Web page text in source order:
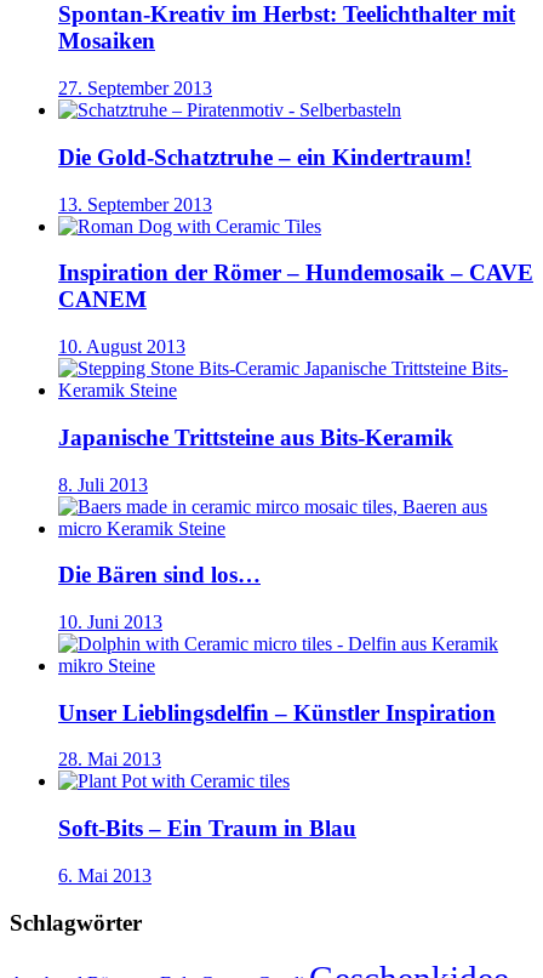
Spontan-Kreativ im Herbst: Teelichthalter mit
Mosaiken
27. September 2013
Die Gold-Schatztruhe – ein Kindertraum!
13. September 2013
Inspiration der Römer – Hundemosaik – CAVE
CANEM
10. August 2013
Japanische Trittsteine aus Bits-Keramik
8. Juli 2013
Die Bären sind los…
10. Juni 2013
Unser Lieblingsdelfin – Künstler Inspiration
28. Mai 2013
Soft-Bits – Ein Traum in Blau
6. Mai 2013
Schlagwörter